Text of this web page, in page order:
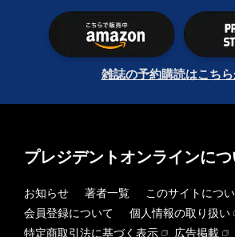
雑誌の予約購読はこち
プレジデントオンラインにつ
お知らせ 著者一覧
このサイトにつ
会員登録について
個人情報の取り扱い
特定商取引法に基づく表示
広告掲載